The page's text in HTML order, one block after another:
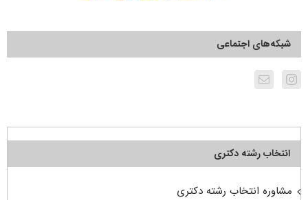
شبکه‌های اجتماعی
انتخاب رشته دکتری
مشاوره انتخاب رشته دکتری